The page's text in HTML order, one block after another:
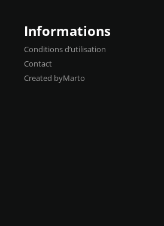
Informations
Conditions d’utilisation
Contact
Created byMarto